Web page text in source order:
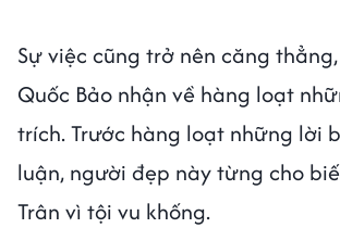
Sự việc cũng trở nên căng
Quốc Bảo nhận về hàng loạt
trích. Trước hàng loạt những lời
luận, người đẹp này từng cho
Trân vì tội vu khống.